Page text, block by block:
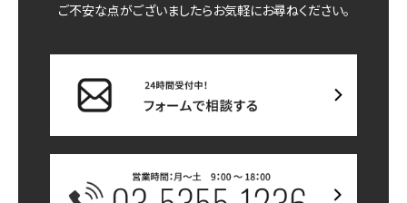
ご不安な点がございましたらお気軽にお尋ねください。